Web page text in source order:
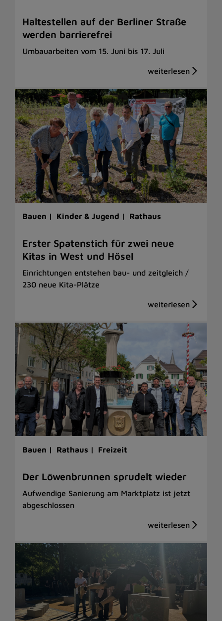
Haltestellen auf der Berliner Straße
werden barrierefrei
Umbauarbeiten vom 15. Juni bis 17. Juli
Bauen | Kinder & Jugend | Rathaus
Erster Spatenstich für zwei neue
Kitas in West und Hösel
Einrichtungen entstehen bau- und zeitgleich /
230 neue Kita-Plätze
Bauen | Rathaus | Freizeit
Der Löwenbrunnen sprudelt wieder
Aufwendige Sanierung am Marktplatz ist jetzt
abgeschlossen